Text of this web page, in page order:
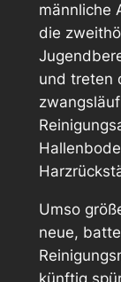
männliche
die
und treten
Umso
neue,
künftig